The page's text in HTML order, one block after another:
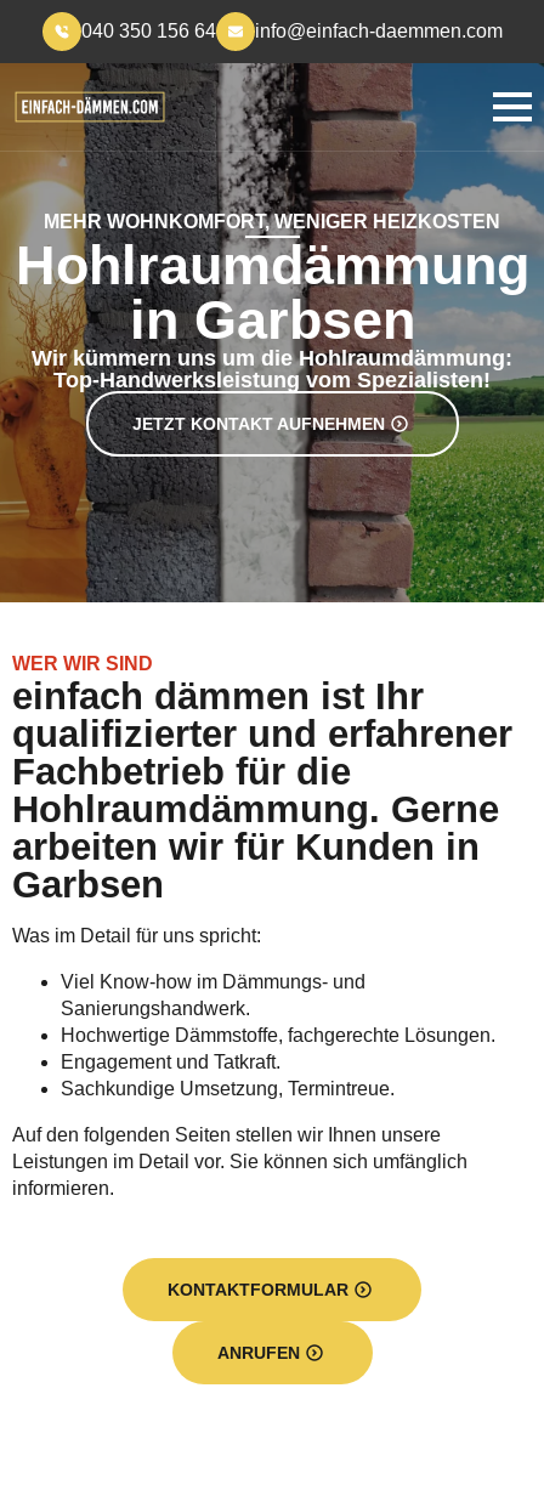
040 350 156 64 info@einfach-daemmen.com
MEHR WOHNKOMFORT, WENIGER HEIZKOSTEN
Hohlraumdämmung
in Garbsen
Wir kümmern uns um die Hohlraumdämmung:
Top-Handwerksleistung vom Spezialisten!
JETZT KONTAKT AUFNEHMEN
WER WIR SIND
einfach dämmen ist Ihr
qualifizierter und erfahrener
Fachbetrieb für die
Hohlraumdämmung. Gerne
arbeiten wir für Kunden in
Garbsen
Was im Detail für uns spricht:
Viel Know-how im Dämmungs- und
Sanierungshandwerk.
Hochwertige Dämmstoffe, fachgerechte Lösungen.
Engagement und Tatkraft.
Sachkundige Umsetzung, Termintreue.
Auf den folgenden Seiten stellen wir Ihnen unsere
Leistungen im Detail vor. Sie können sich umfänglich
informieren.
KONTAKTFORMULAR
ANRUFEN